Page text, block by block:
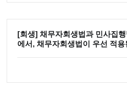
[회생] 채무자회생법과 민사집
에서, 채무자회생법이 우선 적